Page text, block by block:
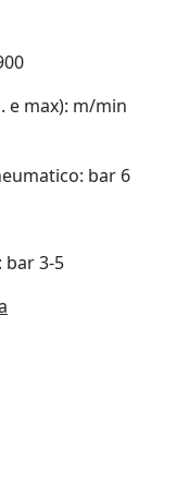
e max): m/min
bar 6
bar 3-5